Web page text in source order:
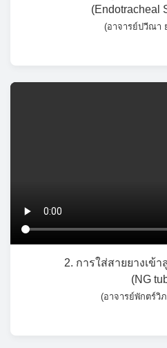
(Endotracheal
(อาจารย์ปวีณา
2. การใส่สายยางเข้
(NG
(อาจารย์พักตร์วิ